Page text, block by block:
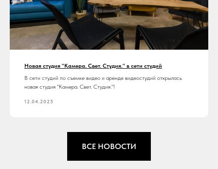
Новая студия "Камера. Свет. Студия." в сети студий
В сети студий по съемке видео и аренде видеостудий открылась
новая студия "Камера. Свет. Студия."!
12.04.2025
ВСЕ НОВОСТИ